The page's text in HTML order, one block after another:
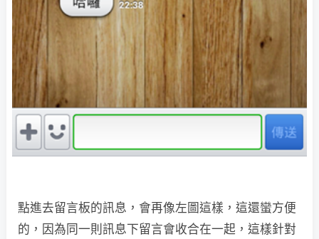
點進去留言板的訊息，會再像左圖這樣，這還蠻方便
的，因為同一則訊息下留言會收合在一起，這樣針對